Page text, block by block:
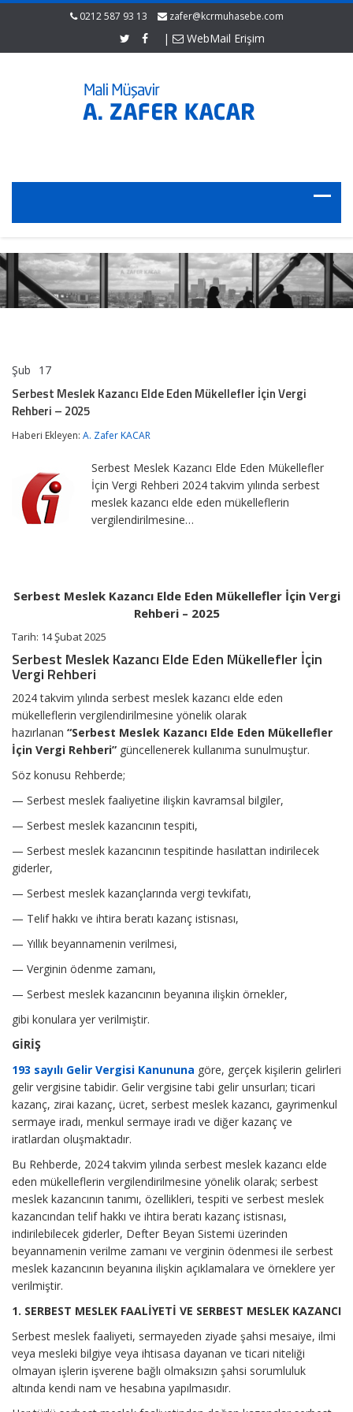
0212 587 93 13 zafer@kcrmuhasebe.com
| WebMail Erişim
Şub 17
Kazancı
Elde
Mükellefler
Rehberi
Serbest Meslek Kazancı Elde Eden Mükellefler İçin Vergi
Rehberi – 2025
Haberi Ekleyen: A. Zafer KACAR
Serbest Meslek Kazancı Elde Eden Mükellefler
İçin Vergi Rehberi 2024 takvim yılında serbest
meslek kazancı elde eden mükelleflerin
vergilendirilmesine…
Serbest Meslek Kazancı Elde Eden Mükellefler İçin Vergi
Rehberi – 2025
Tarih: 14 Şubat 2025
Serbest Meslek Kazancı Elde Eden Mükellefler İçin
Vergi Rehberi
2024 takvim yılında serbest meslek kazancı elde eden
mükelleflerin vergilendirilmesine yönelik olarak
hazırlanan “Serbest Meslek Kazancı Elde Eden Mükellefler
İçin Vergi Rehberi” güncellenerek kullanıma sunulmuştur.
Söz konusu Rehberde;
— Serbest meslek faaliyetine ilişkin kavramsal bilgiler,
— Serbest meslek kazancının tespiti,
— Serbest meslek kazancının tespitinde hasılattan indirilecek
giderler,
— Serbest meslek kazançlarında vergi tevkifatı,
— Telif hakkı ve ihtira beratı kazanç istisnası,
— Yıllık beyannamenin verilmesi,
— Verginin ödenme zamanı,
— Serbest meslek kazancının beyanına ilişkin örnekler,
gibi konulara yer verilmiştir.
GİRİŞ
193 sayılı Gelir Vergisi Kanununa göre, gerçek kişilerin gelirleri
gelir vergisine tabidir. Gelir vergisine tabi gelir unsurları; ticari
kazanç, zirai kazanç, ücret, serbest meslek kazancı, gayrimenkul
sermaye iradı, menkul sermaye iradı ve diğer kazanç ve
iratlardan oluşmaktadır.
Bu Rehberde, 2024 takvim yılında serbest meslek kazancı elde
eden mükelleflerin vergilendirilmesine yönelik olarak; serbest
meslek kazancının tanımı, özellikleri, tespiti ve serbest meslek
kazancından telif hakkı ve ihtira beratı kazanç istisnası,
indirilebilecek giderler, Defter Beyan Sistemi üzerinden
beyannamenin verilme zamanı ve verginin ödenmesi ile serbest
meslek kazancının beyanına ilişkin açıklamalara ve örneklere yer
verilmiştir.
1. SERBEST MESLEK FAALİYETİ VE SERBEST MESLEK KAZANCI
Serbest meslek faaliyeti, sermayeden ziyade şahsi mesaiye, ilmi
veya mesleki bilgiye veya ihtisasa dayanan ve ticari niteliği
olmayan işlerin işverene bağlı olmaksızın şahsi sorumluluk
altında kendi nam ve hesabına yapılmasıdır.